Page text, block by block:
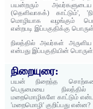
பயன்றரும்
(தெளிவாகக்) காட்டும்',
மொழியாக வழங்கும்
என்றபடி இப்பகுதிக்கு
நிலத்தில் அவர்கள்
என்பது இப்பகுதியின்
நிறையுரை:
பயன் நிறைந்த
பெருமையை
மறைமொழிகளே காட்டும்
'மறைமொழி' குறிப்பது என்ன?